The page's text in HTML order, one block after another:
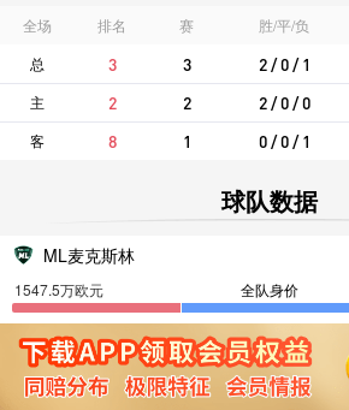
全场 排名 赛 胜/平/负
总
3 3 2 / 0 / 1
主 2 2 2 / 0 / 0
客 8 1 0 / 0 / 1
球队数据
ML麦克斯林
全队身价
球员平均年龄
队伍人数